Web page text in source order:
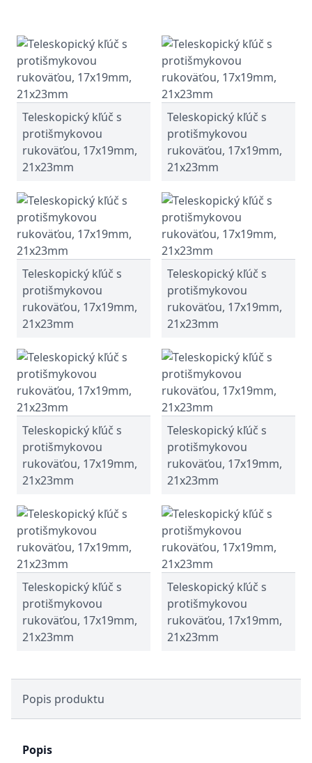
Teleskopický kľúč s
protišmykovou
rukoväťou, 17x19mm,
21x23mm
Teleskopický kľúč s
protišmykovou
rukoväťou, 17x19mm,
21x23mm
Teleskopický kľúč s
protišmykovou
rukoväťou, 17x19mm,
21x23mm
Teleskopický kľúč s
protišmykovou
rukoväťou, 17x19mm,
21x23mm
Teleskopický kľúč s
protišmykovou
rukoväťou, 17x19mm,
21x23mm
Teleskopický kľúč s
protišmykovou
rukoväťou, 17x19mm,
21x23mm
Teleskopický kľúč s
protišmykovou
rukoväťou, 17x19mm,
21x23mm
Teleskopický kľúč s
protišmykovou
rukoväťou, 17x19mm,
21x23mm
Popis produktu
Popis